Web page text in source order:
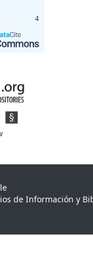
4
de Información y